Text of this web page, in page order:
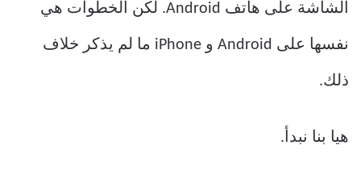
الشاشة على هاتف Android. لكن الخطوات هي
نفسها على Android و iPhone ما لم يذكر خلاف
ذلك.
هيا بنا نبدأ.